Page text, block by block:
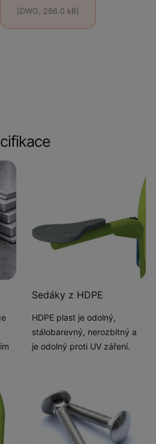
[DWG, 286.0 kB]
Sedáky z HDPE
HDPE plast je odolný,
stálobarevný, nerozbitný a
je odolný proti UV záření.